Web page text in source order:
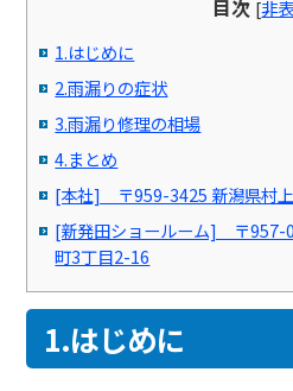
目次 [非
1.はじめに
2.雨漏りの症状
3.雨漏り修理の相場
4.まとめ
[本社] 〒959-3425 新潟県村
[新発田ショールーム] 〒957-
町3丁目2-16
1.はじめに